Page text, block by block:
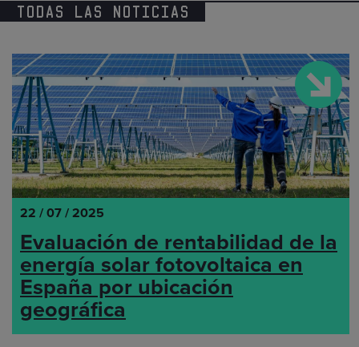
TODAS LAS NOTICIAS
22 / 07 / 2025
Evaluación de rentabilidad de la
energía solar fotovoltaica en
España por ubicación
geográfica